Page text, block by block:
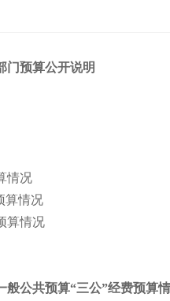
门预算公开说明
情况
算情况
算情况
般公共预算“三公”经费预算